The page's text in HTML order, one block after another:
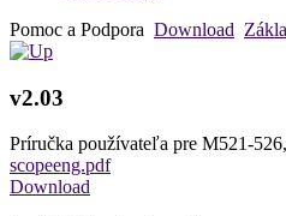
Pomoc a Podpora Download
v2.03
Príručka používateľa pre M521-
scopeeng.pdf
Download